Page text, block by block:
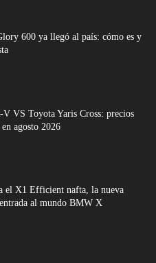
600 ya llegó al país: cómo es y
V VS Toyota Yaris Cross: precios
agosto 2026
el X1 Efficient nafta, la nueva
al mundo BMW X